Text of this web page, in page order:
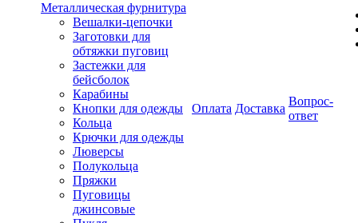
Металлическая фурнитура
Вешалки-цепочки
Заготовки для
обтяжки пуговиц
Застежки для
бейсболок
Карабины
Кнопки для одежды
Кольца
Крючки для одежды
Люверсы
Полукольца
Пряжки
Пуговицы
джинсовые
Оплата Доставка
Вопрос-
ответ